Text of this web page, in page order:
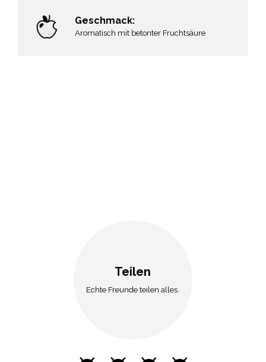
knackig und saftig
Geschmack:
Aromatisch mit betonter Fruchtsäure
Teilen
Echte Freunde teilen alles.